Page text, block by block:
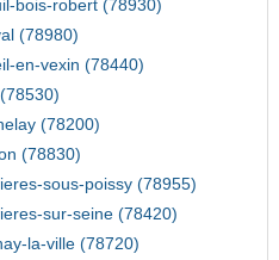
bois-robert (78930)
(78980)
en-vexin (78440)
(78200)
(78830)
sous-poissy (78955)
sur-seine (78420)
la-ville (78720)